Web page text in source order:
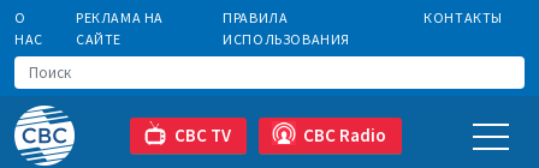
О
НАС
РЕКЛАМА НА
САЙТЕ
ПРАВИЛА
ИСПОЛЬЗОВАНИЯ
КОНТАКТЫ
CBC TV CBC Radio